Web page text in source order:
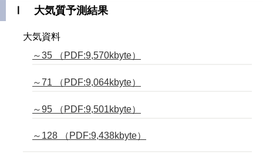
Ⅰ 大気質予測結果
大気資料
～35 （PDF:9,570kbyte）
～71 （PDF:9,064kbyte）
～95 （PDF:9,501kbyte）
～128 （PDF:9,438kbyte）